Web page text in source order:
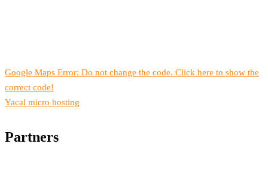
Google Maps Error: Do not change the code. Click here to show the
correct code!
Yacal micro hosting
Partners